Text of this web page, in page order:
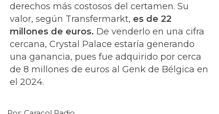
derechos más costosos del certamen. Su
valor, según Transfermarkt, es de 22
millones de euros. De venderlo en una cifra
cercana, Crystal Palace estaría generando
una ganancia, pues fue adquirido por cerca
de 8 millones de euros al Genk de Bélgica en
el 2024.